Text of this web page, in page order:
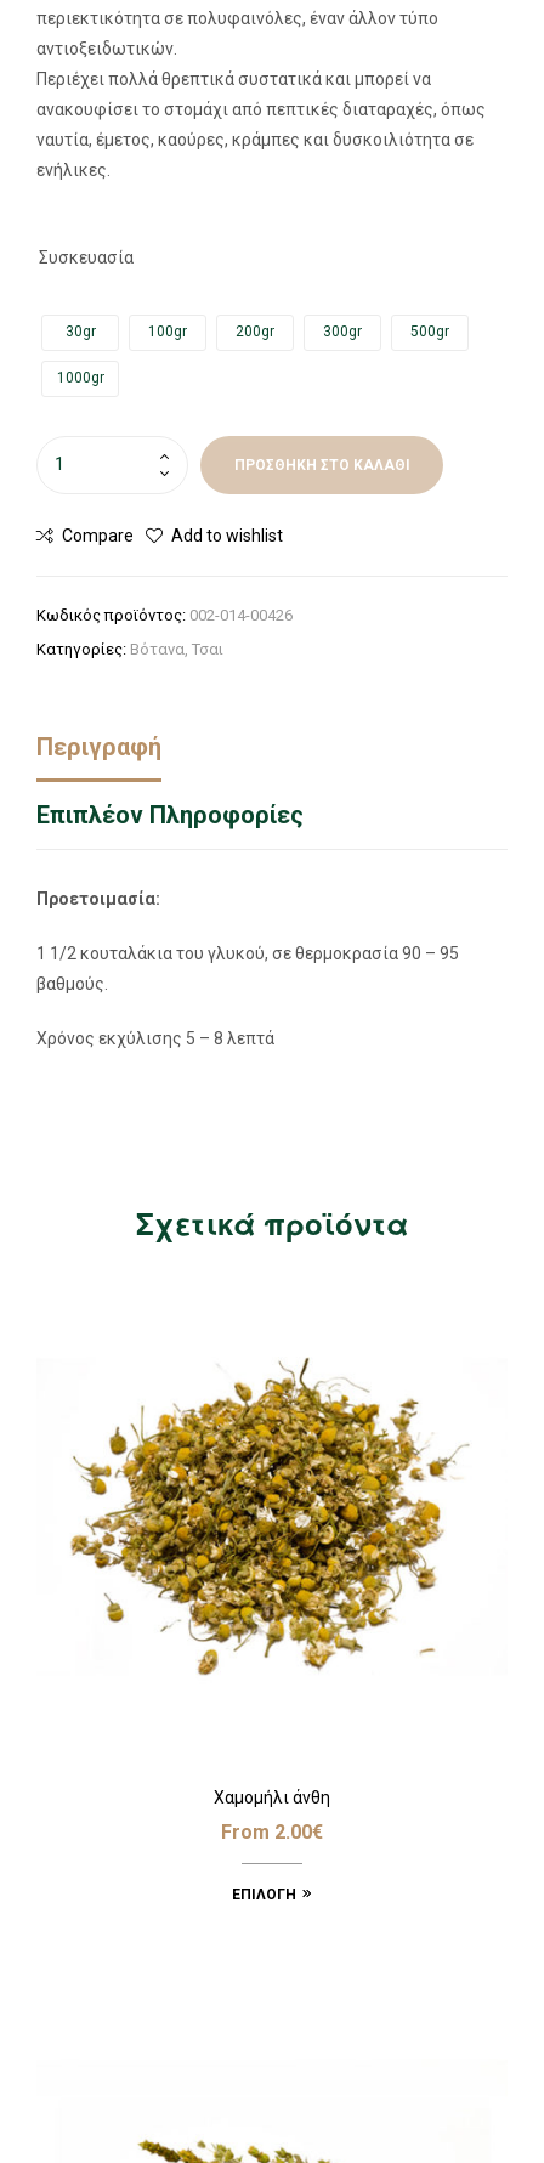
περιεκτικότητα σε πολυφαινόλες, έναν άλλον τύπο
αντιοξειδωτικών.
Περιέχει πολλά θρεπτικά συστατικά και μπορεί να
ανακουφίσει το στομάχι από πεπτικές διαταραχές, όπως
ναυτία, έμετος, καούρες, κράμπες και δυσκοιλιότητα σε
ενήλικες.
Συσκευασία
30gr 100gr 200gr 300gr 500gr
1000gr
ΠΡΟΣΘΉΚΗ ΣΤΟ ΚΑΛΆΘΙ
Compare Add to wishlist
Κωδικός προϊόντος: 002-014-00426
Κατηγορίες: Βότανα, Τσαι
Περιγραφή
Επιπλέον Πληροφορίες
Προετοιμασία:
1 1/2 κουταλάκια του γλυκού, σε θερμοκρασία 90 – 95
βαθμούς.
Χρόνος εκχύλισης 5 – 8 λεπτά
Σχετικά προϊόντα
Χαμομήλι άνθη
From 2.00€
ΕΠΙΛΟΓΉ